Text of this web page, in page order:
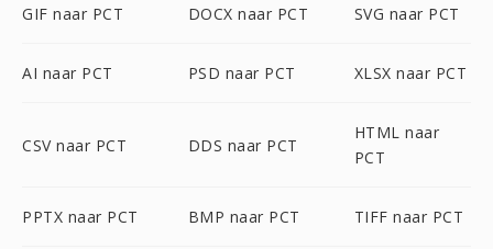
GIF naar PCT DOCX naar PCT SVG naar PCT
AI naar PCT PSD naar PCT XLSX naar PCT
CSV naar PCT DDS naar PCT
HTML naar
PCT
PPTX naar PCT BMP naar PCT TIFF naar PCT